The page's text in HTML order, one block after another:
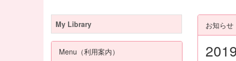
お知らせ
My Library
Menu（利用案内）